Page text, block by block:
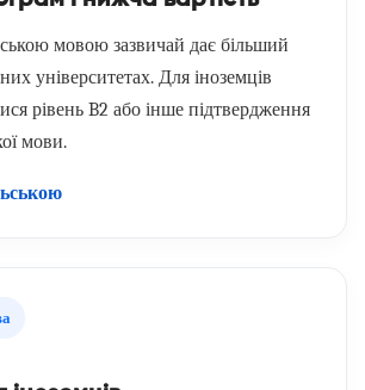
мовою зазвичай дає більший
університетах. Для іноземців
рівень B2 або інше підтвердження
мови.